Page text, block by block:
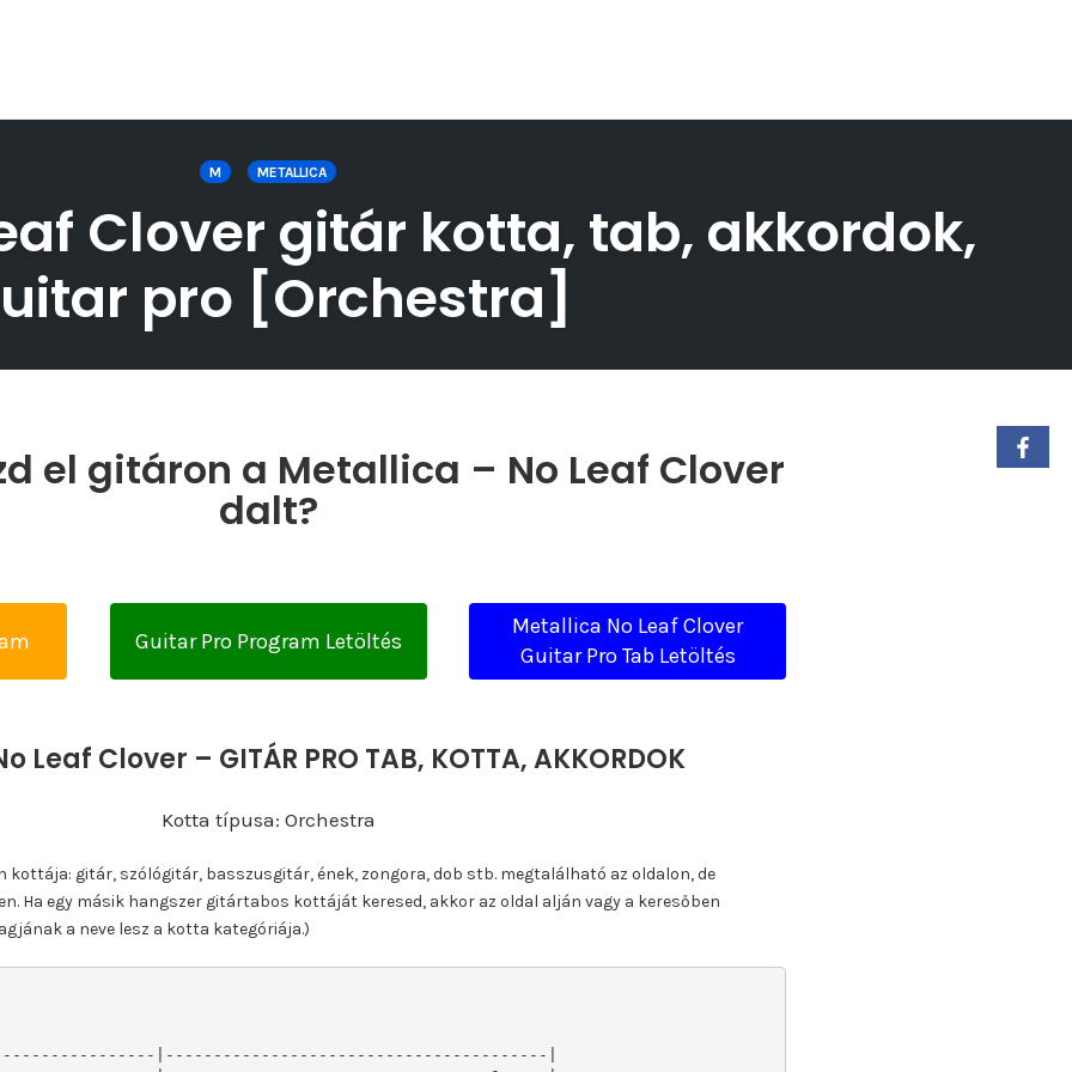
M METALLICA
Clover gitár kotta, tab, akkordok,
pro [Orchestra]
el gitáron a Metallica – No Leaf Clover
dalt?
Guitar Pro Program Letöltés
Metallica No Leaf Clover
Guitar Pro Tab Letöltés
Leaf Clover – GITÁR PRO TAB, KOTTA, AKKORDOK
Kotta típusa: Orchestra
kottája: gitár, szólógitár, basszusgitár, ének, zongora, dob stb. megtalálható az oldalon, de
Ha egy másik hangszer gitártabos kottáját keresed, akkor az oldal alján vagy a keresőben
a neve lesz a kotta kategóriája.)